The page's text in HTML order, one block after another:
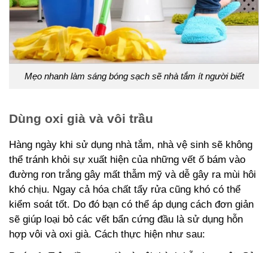
Mẹo nhanh làm sáng bóng sạch sẽ nhà tắm ít người biết
Dùng oxi già và vôi trầu
Hàng ngày khi sử dụng nhà tắm, nhà vệ sinh sẽ không
thể tránh khỏi sự xuất hiện của những vết ố bám vào
đường ron trắng gây mất thẫm mỹ và dễ gây ra mùi hôi
khó chịu. Ngay cả hóa chất tẩy rửa cũng khó có thể
kiểm soát tốt. Do đó bạn có thể áp dụng cách đơn giản
sẽ giúp loại bỏ các vết bẩn cứng đầu là sử dụng hỗn
hợp vôi và oxi già. Cách thực hiện như sau: